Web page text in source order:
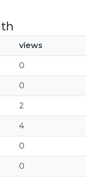
views
0
0
2
4
0
0